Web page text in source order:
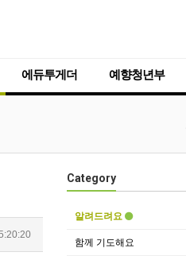
에듀투게더 예향청년부
Category
알려드려요
함께 기도해요